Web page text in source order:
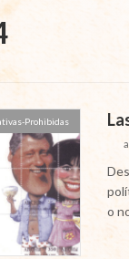
Prohibidas
o